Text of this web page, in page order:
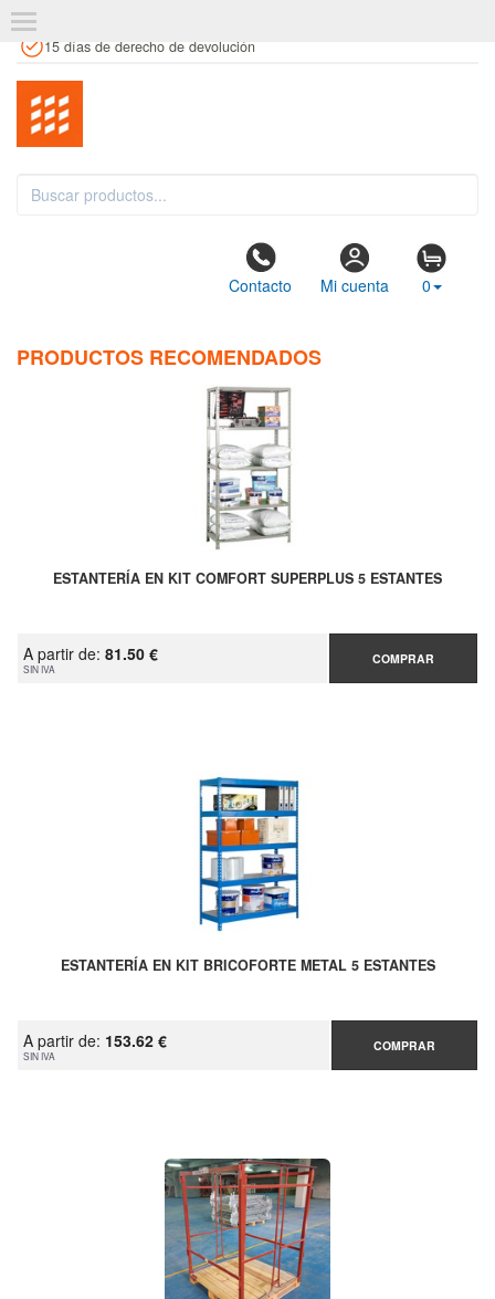
15 días de derecho de devolución
Contacto Mi cuenta 0
PRODUCTOS RECOMENDADOS
ESTANTERÍA EN KIT COMFORT SUPERPLUS 5 ESTANTES
A partir de: 81.50 €
SIN IVA
COMPRAR
ESTANTERÍA EN KIT BRICOFORTE METAL 5 ESTANTES
A partir de: 153.62 €
SIN IVA
COMPRAR